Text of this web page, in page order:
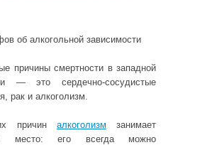
причины смертности в западной
— это сердечно-сосудистые
рак и алкоголизм.
причин алкоголизм занимает
место: его всегда можно